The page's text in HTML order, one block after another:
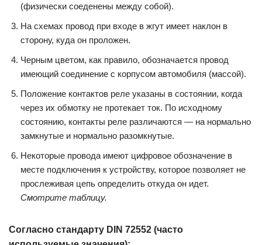
(физически соеденены между собой).
На схемах провод при входе в жгут имеет наклон в
сторону, куда он проложен.
Черным цветом, как правило, обозначается провод
имеющий соединение с корпусом автомобиля (массой).
Положение контактов реле указаны в состоянии, когда
через их обмотку не протекает ток. По исходному
состоянию, контакты реле различаются — на нормально
замкнутые и нормально разомкнутые.
Некоторые провода имеют цифровое обозначение в
месте подключения к устройству, которое позволяет не
прослеживая цепь определить откуда он идет.
Смотрите таблицу.
Согласно стандарту DIN 72552 (часто